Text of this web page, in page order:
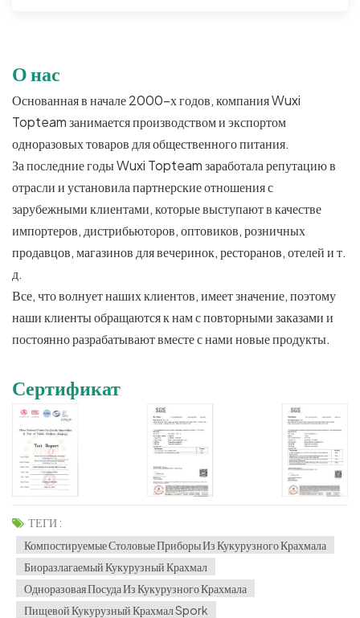
О нас
Основанная в начале 2000-х годов, компания Wuxi
Topteam занимается производством и экспортом
одноразовых товаров для общественного питания.
За последние годы Wuxi Topteam заработала репутацию в
отрасли и установила партнерские отношения с
зарубежными клиентами, которые выступают в качестве
импортеров, дистрибьюторов, оптовиков, розничных
продавцов, магазинов для вечеринок, ресторанов, отелей и т.
д.
Все, что волнует наших клиентов, имеет значение, поэтому
наши клиенты обращаются к нам с повторными заказами и
постоянно разрабатывают вместе с нами новые продукты.
Сертификат
ТЕГИ :
Компостируемые Столовые Приборы Из Кукурузного Крахмала
Биоразлагаемый Кукурузный Крахмал
Одноразовая Посуда Из Кукурузного Крахмала
Пищевой Кукурузный Крахмал Spork